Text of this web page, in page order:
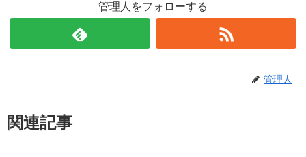
管理人をフォローする
管理人
関連記事